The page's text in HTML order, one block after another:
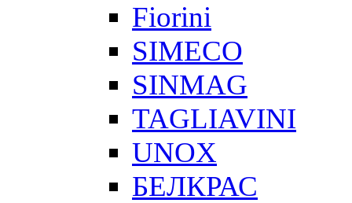
Fiorini
SIMECO
SINMAG
TAGLIAVINI
UNOX
БЕЛКРАС